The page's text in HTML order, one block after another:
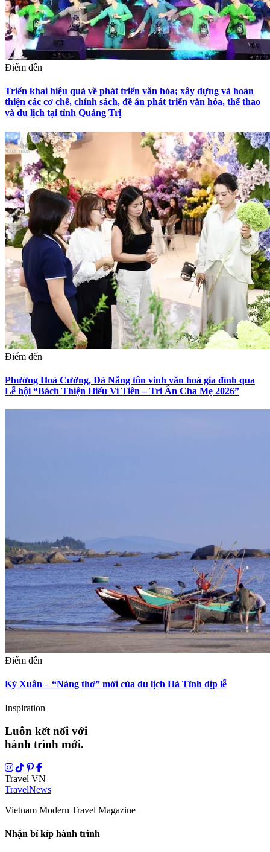
Điểm đến
Triển khai hiệu quả về phát triển văn hóa; xây dựng và hoàn
thiện các cơ chế, chính sách, đề án phát triển văn hóa, thể thao
và du lịch tại tỉnh Quảng Trị
Điểm đến
Phường Hoà Cường, Đà Nẵng tôn vinh văn hoá gia đình qua
Lễ hội “Bách Thiện Hiếu Vi Tiên – Tri Ân Cha Mẹ 2026”
Điểm đến
Kỳ Xuân – “Nàng thơ” mới của du lịch Hà Tĩnh dịp lễ
Inspiration
Luôn kết nối với
hành trình mới.
Travel VN
TravelNews
Vietnam Modern Travel Magazine
Nhận bí kíp hành trình